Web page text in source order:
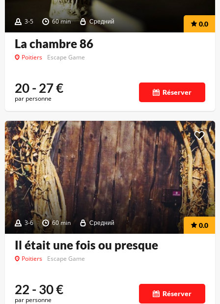
3-5 60 min Средний 0.0
La chambre 86
Poitiers Escape Game
20 - 27€
par personne
Réserver
3-6 60 min Средний 0.0
Il était une fois ou presque
Poitiers Escape Game
22 - 30€
par personne
Réserver